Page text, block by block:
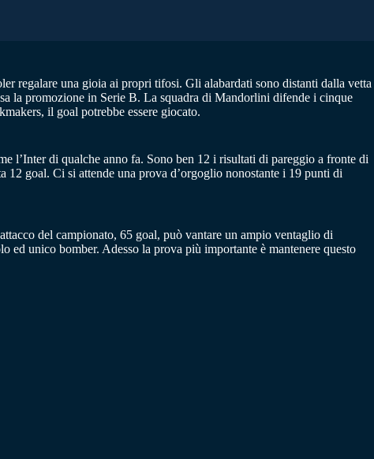
regalare una gioia ai propri tifosi. Gli alabardati sono distanti dalla vetta
la promozione in Serie B. La squadra di Mandorlini difende i cinque
il goal potrebbe essere giocato.
l’Inter di qualche anno fa. Sono ben 12 i risultati di pareggio a fronte di
goal. Ci si attende una prova d’orgoglio nonostante i 19 punti di
del campionato, 65 goal, può vantare un ampio ventaglio di
unico bomber. Adesso la prova più importante è mantenere questo